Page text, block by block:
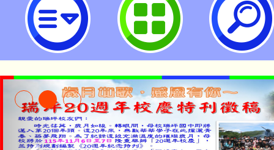
攻略篇-桃園市立瑞坪國民中學